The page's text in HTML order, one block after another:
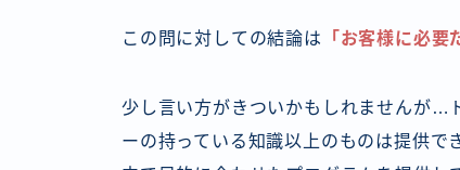
この問に対しての結論は 「お客様に必要
少し言い方がきついかもしれませんが…
ーの持っている知識以上のものは提供で